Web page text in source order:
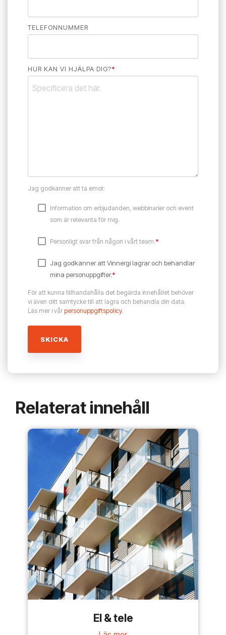
TELEFONNUMMER
HUR KAN VI HJÄLPA DIG?*
Jag godkänner att ta emot:
Information om erbjudanden, webbinarier och event
som är relevanta för mig.
Personligt svar från någon i vårt team.*
Jag godkänner att Vinnergi lagrar och behandlar
mina personuppgifter.*
För att kunna tillhandahålla det begärda innehållet behöver
vi även ditt samtycke till att lagra och behandla din data.
Läs mer i vår personuppgiftspolicy.
Relaterat innehåll
El & tele